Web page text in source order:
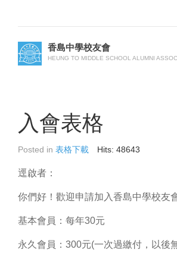
香島中學校友會
HEUNG TO MIDDLE SCHOOL ALUMNI
入會表格
Posted in 表格下載 Hits: 48643
逕啟者：
你們好！歡迎申請加入香島中學校友
基本會員：每年30元
永久會員：300元(一次過繳付，以後